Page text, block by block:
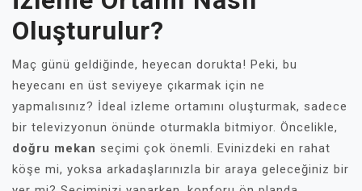
Oluşturulur?
Maç günü geldiğinde, heyecan dorukta! Peki, bu
heyecanı en üst seviyeye çıkarmak için ne
yapmalısınız? İdeal izleme ortamını oluşturmak, sadece
bir televizyonun önünde oturmakla bitmiyor. Öncelikle,
doğru mekan seçimi çok önemli. Evinizdeki en rahat
köşe mi, yoksa arkadaşlarınızla bir araya geleceğiniz bir